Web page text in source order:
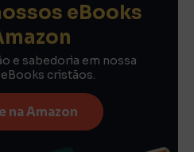
eBooks
e sabedoria em nossa
cristãos.
na Amazon